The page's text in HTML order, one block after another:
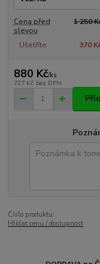
Cena před
slevou
1 250
Ušetříte 370
880 Kč/ks
727 Kč bez DPH
Číslo produktu:
Hlídat cenu / dostupnost